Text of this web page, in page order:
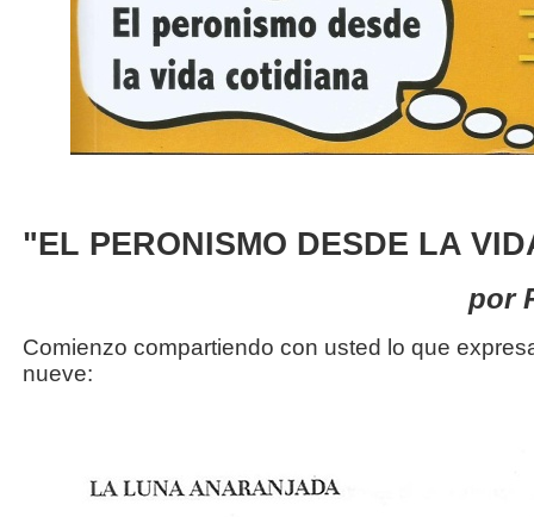
"EL PERONISMO DESDE LA
por
Comienzo compartiendo con usted lo que
nueve: